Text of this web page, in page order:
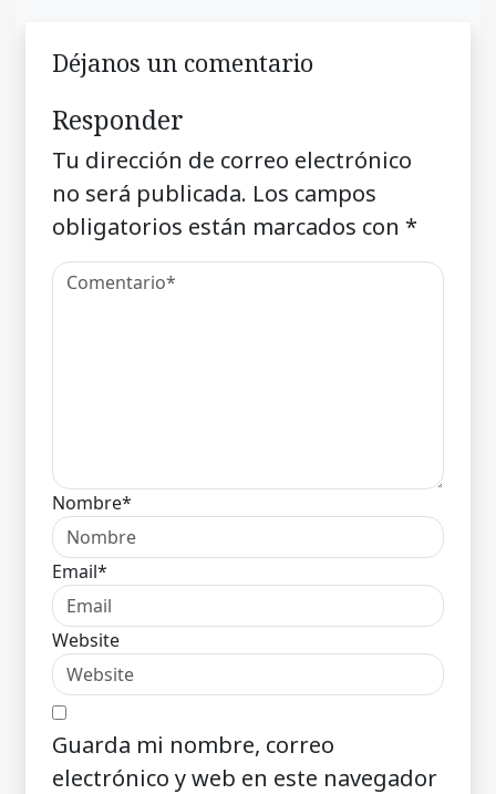
Déjanos un comentario
Responder
Tu dirección de correo electrónico
no será publicada. Los campos
obligatorios están marcados con *
Nombre*
Email*
Website
Guarda mi nombre, correo
electrónico y web en este navegador